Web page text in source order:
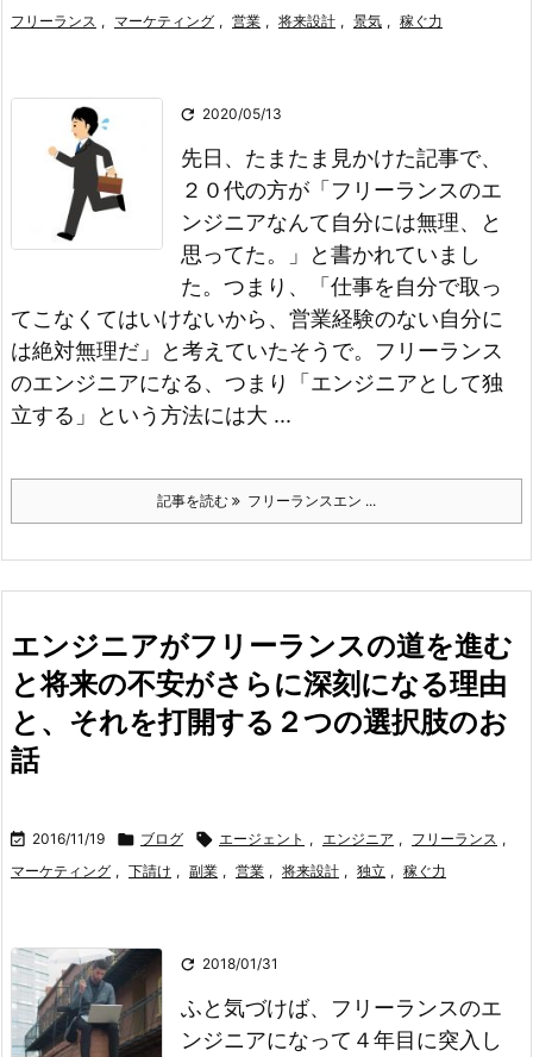
フリーランス , マーケティング , 営業 , 将来設計 , 景気 , 稼ぐ力
 2020/05/13
先日、たまたま見かけた記事で、
２０代の方が 「フリーランスのエ
ンジニアなんて自分には無理、と
思ってた。」
と書かれていまし
た。 つまり、
「仕事を自分で取っ
てこなくてはいけないから、営業経験のない自分に
は絶対無理だ」
と考えていたそうで。 フリーランス
のエンジニアになる、つまり「エンジニアとして独
立する」という方法には大 ...
記事を読む フリーランスエン ...
エンジニアがフリーランスの道を進む
と将来の不安がさらに深刻になる理由
と、それを打開する２つの選択肢のお
話
 2016/11/19  ブログ  エージェント , エンジニア , フリーランス ,
マーケティング , 下請け , 副業 , 営業 , 将来設計 , 独立 , 稼ぐ力
 2018/01/31
ふと気づけば、フリーランスのエ
ンジニアになって４年目に突入し